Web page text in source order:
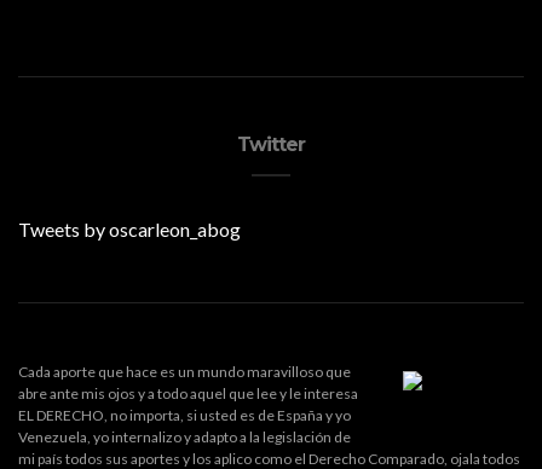
Twitter
Tweets by oscarleon_abog
Cada aporte que hace es un mundo maravilloso que
abre ante mis ojos y a todo aquel que lee y le interesa
EL DERECHO, no importa, si usted es de España y yo
Venezuela, yo internalizo y adapto a la legislación de
mi país todos sus aportes y los aplico como el Derecho Comparado, ojala todos